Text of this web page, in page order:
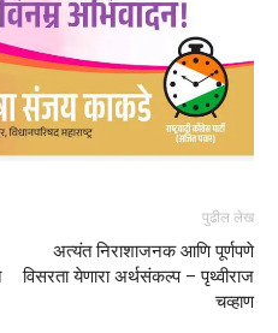
पुढील लेख
अत्यंत निराशाजनक आणि पूर्णपणे
विसरता येणारा अर्थसंकल्प – पृथ्वीराज
चव्हाण